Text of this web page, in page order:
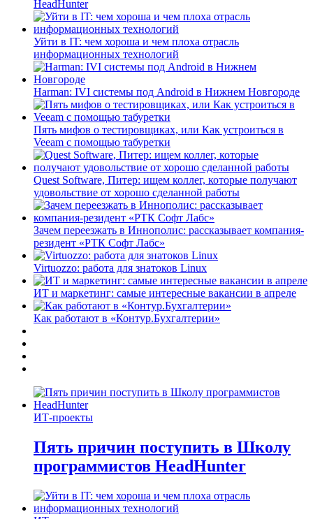
HeadHunter
Уйти в IT: чем хороша и чем плоха отрасль
информационных технологий
Harman: IVI системы под Android в Нижнем Новгороде
Пять мифов о тестировщиках, или Как устроиться в
Veeam с помощью табуретки
Quest Software, Питер: ищем коллег, которые получают
удовольствие от хорошо сделанной работы
Зачем переезжать в Иннополис: рассказывает компания-
резидент «РТК Софт Лабс»
Virtuozzo: работа для знатоков Linux
ИТ и маркетинг: самые интересные вакансии в апреле
Как работают в «Контур.Бухгалтерии»
ИТ-проекты
Пять причин поступить в Школу
программистов HeadHunter